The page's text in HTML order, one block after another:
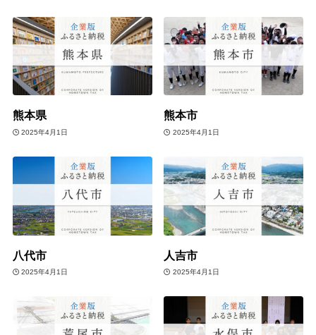
熊本県
2025年4月1日
熊本市
2025年4月1日
八代市
2025年4月1日
人吉市
2025年4月1日